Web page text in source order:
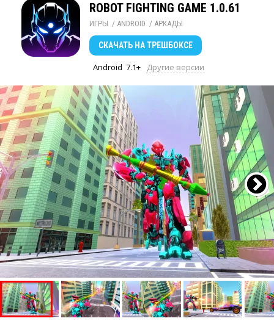
ROBOT FIGHTING GAME 1.0.61
ИГРЫ / ANDROID / АРКАДЫ
СКАЧАТЬ НА ТРЕШБОКСЕ
Android 7.1+ Другие версии